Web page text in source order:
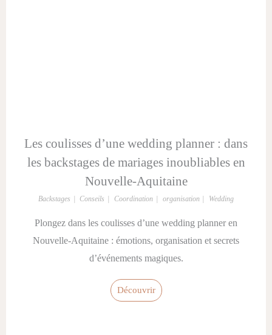
Les coulisses d’une wedding planner : dans
les backstages de mariages inoubliables en
Nouvelle-Aquitaine
Backstages Conseils Coordination organisation Wedding
Plongez dans les coulisses d’une wedding planner en
Nouvelle-Aquitaine : émotions, organisation et secrets
d’événements magiques.
Découvrir